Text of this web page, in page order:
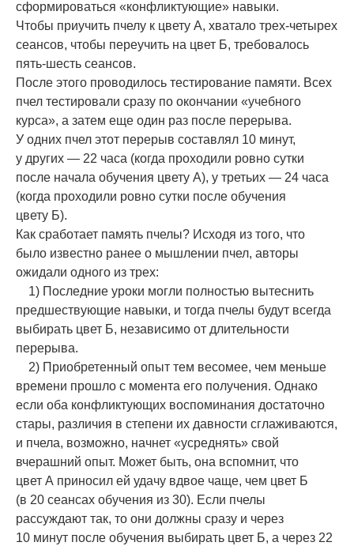
сформироваться «конфликтующие» навыки.
Чтобы приучить пчелу к цвету А, хватало трех-четырех
сеансов, чтобы переучить на цвет Б, требовалось
пять-шесть сеансов.
После этого проводилось тестирование памяти. Всех
пчел тестировали сразу по окончании «учебного
курса», а затем еще один раз после перерыва.
У одних пчел этот перерыв составлял 10 минут,
у других — 22 часа (когда проходили ровно сутки
после начала обучения цвету А), у третьих — 24 часа
(когда проходили ровно сутки после обучения
цвету Б).
Как сработает память пчелы? Исходя из того, что
было известно ранее о мышлении пчел, авторы
ожидали одного из трех:
1) Последние уроки могли полностью вытеснить
предшествующие навыки, и тогда пчелы будут всегда
выбирать цвет Б, независимо от длительности
перерыва.
2) Приобретенный опыт тем весомее, чем меньше
времени прошло с момента его получения. Однако
если оба конфликтующих воспоминания достаточно
стары, различия в степени их давности сглаживаются,
и пчела, возможно, начнет «усреднять» свой
вчерашний опыт. Может быть, она вспомнит, что
цвет А приносил ей удачу вдвое чаще, чем цвет Б
(в 20 сеансах обучения из 30). Если пчелы
рассуждают так, то они должны сразу и через
10 минут после обучения выбирать цвет Б, а через 22